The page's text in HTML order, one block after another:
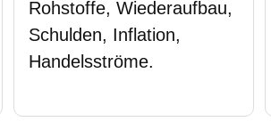
Rohstoffe, Wiederaufbau,
Schulden, Inflation,
Handelsströme.